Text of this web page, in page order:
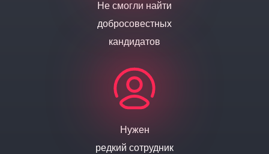
Не смогли найти
добросовестных
кандидатов
Нужен
редкий сотрудник